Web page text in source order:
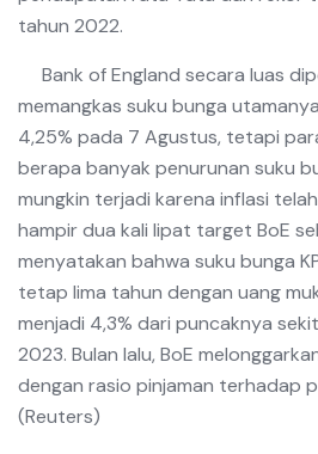
tahun 2022.
Bank of England secara luas
memangkas suku bunga
4,25% pada 7 Agustus, tetapi
berapa banyak penurunan suku
mungkin terjadi karena inflasi
hampir dua kali lipat target BoE
menyatakan bahwa suku bunga
tetap lima tahun dengan uang
menjadi 4,3% dari puncaknya
2023. Bulan lalu, BoE
dengan rasio pinjaman terhadap
(Reuters)